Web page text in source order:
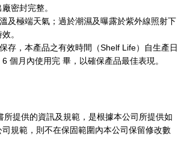
密封完整。
及極端天氣；過於潮濕及曝露於紫外線照射下
。
存，本產品之有效時間（Shelf Life）自生產日
個月內使用完 畢，以確保產品最佳表現。
所提供的資訊及規範，是根據本公司所提供如
規範，則不在保固範圍內本公司保留修改數